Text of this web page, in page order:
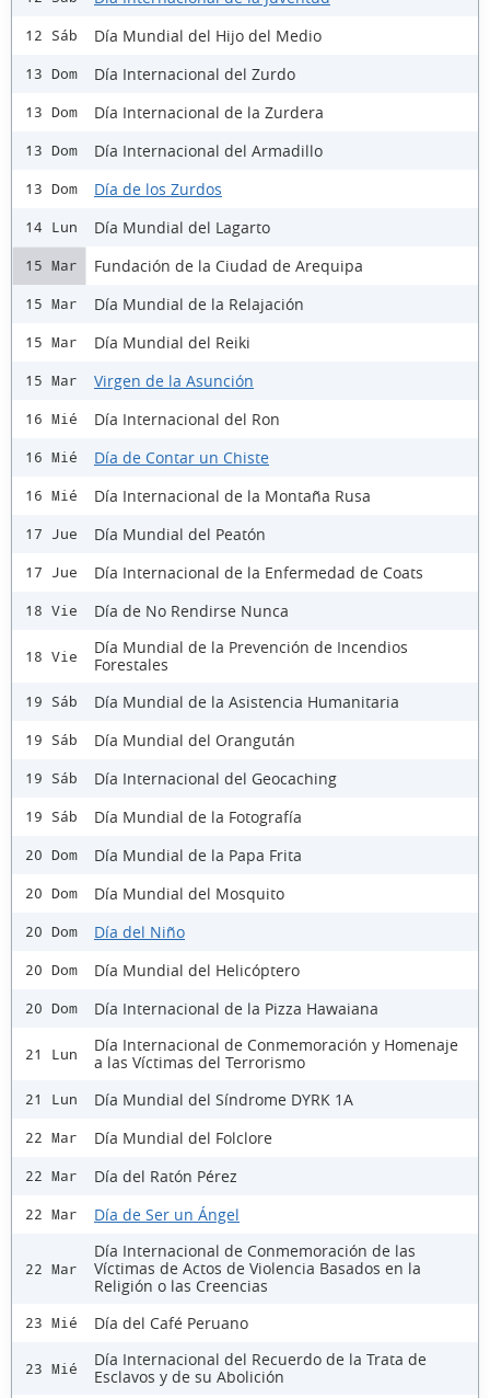
12 Sáb Día Mundial del Hijo del Medio
13 Dom Día Internacional del Zurdo
13 Dom Día Internacional de la Zurdera
13 Dom Día Internacional del Armadillo
13 Dom Día de los Zurdos
14 Lun Día Mundial del Lagarto
15 Mar Fundación de la Ciudad de Arequipa
15 Mar Día Mundial de la Relajación
15 Mar Día Mundial del Reiki
15 Mar Virgen de la Asunción
16 Mié Día Internacional del Ron
16 Mié Día de Contar un Chiste
16 Mié Día Internacional de la Montaña Rusa
17 Jue Día Mundial del Peatón
17 Jue Día Internacional de la Enfermedad de Coats
18 Vie Día de No Rendirse Nunca
18 Vie
Día Mundial de la Prevención de Incendios
Forestales
19 Sáb Día Mundial de la Asistencia Humanitaria
19 Sáb Día Mundial del Orangután
19 Sáb Día Internacional del Geocaching
19 Sáb Día Mundial de la Fotografía
20 Dom Día Mundial de la Papa Frita
20 Dom Día Mundial del Mosquito
20 Dom Día del Niño
20 Dom Día Mundial del Helicóptero
20 Dom Día Internacional de la Pizza Hawaiana
21 Lun
Día Internacional de Conmemoración y Homenaje
a las Víctimas del Terrorismo
21 Lun Día Mundial del Síndrome DYRK 1A
22 Mar Día Mundial del Folclore
22 Mar Día del Ratón Pérez
22 Mar Día de Ser un Ángel
22 Mar
Día Internacional de Conmemoración de las
Víctimas de Actos de Violencia Basados en la
Religión o las Creencias
23 Mié Día del Café Peruano
23 Mié
Día Internacional del Recuerdo de la Trata de
Esclavos y de su Abolición